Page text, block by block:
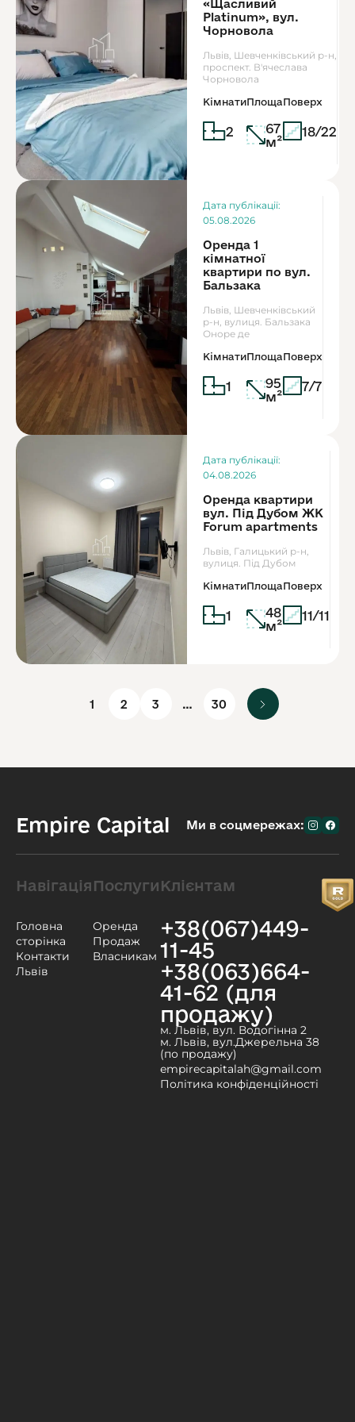
«Щасливий
Platinum», вул.
Чорновола
Львів, Шевченківський р-н,
проспект. В'ячеслава
Чорновола
Кімнати
2
Площа
67
м²
Поверх
18/22
Дата публікації:
05.08.2026
Оренда 1
кімнатної
квартири по вул.
Бальзака
Львів, Шевченківський
р-н, вулиця. Бальзака
Оноре де
Кімнати
1
Площа
95
м²
Поверх
7/7
Дата публікації:
04.08.2026
Оренда квартири
вул. Під Дубом ЖК
Forum apartments
Львів, Галицький р-н,
вулиця. Під Дубом
Кімнати
1
Площа
48
м²
Поверх
11/11
1 2 3 … 30
Empire Capital Ми в соцмережах:
Навігація
Головна
сторінка
Контакти
Львів
Послуги
Оренда
Продаж
Власникам
Клієнтам
+38(067)449-
11-45
+38(063)664-
41-62 (для
продажу)
м. Львів, вул. Водогінна 2
м. Львів, вул.Джерельна 38
(по продажу)
empirecapitalah@gmail.com
Політика конфіденційності